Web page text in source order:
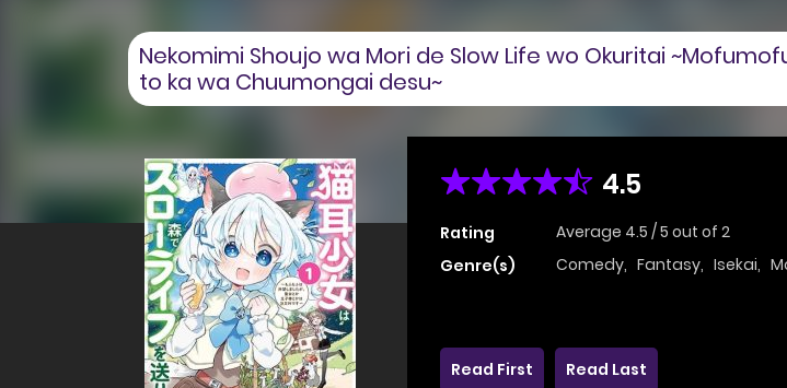
Nekomimi Shoujo wa Mori de Slow Life wo Okuritai
to ka wa Chuumongai desu~
4.5
Rating Average 4.5 /5 out of 2
Genre(s)
Comedy, Fantasy, Isekai,
Read First
Read Last